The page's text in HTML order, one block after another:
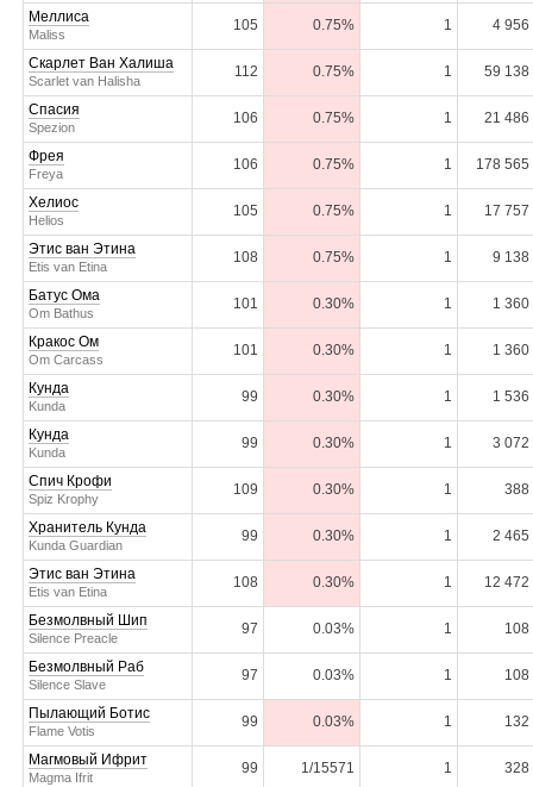
Меллиса
Maliss
105 0.75% 1 4 956
Скарлет Ван Халиша
Scarlet van Halisha
112 0.75% 1 59 138
Спасия
Spezion
106 0.75% 1 21 486
Фрея
Freya
106 0.75% 1 178 565
Хелиос
Helios
105 0.75% 1 17 757
Этис ван Этина
Etis van Etina
108 0.75% 1 9 138
Батус Ома
Om Bathus
101 0.30% 1 1 360
Кракос Ом
Om Carcass
101 0.30% 1 1 360
Кунда
Kunda
99 0.30% 1 1 536
Кунда
Kunda
99 0.30% 1 3 072
Спич Крофи
Spiz Krophy
109 0.30% 1 388
Хранитель Кунда
Kunda Guardian
99 0.30% 1 2 465
Этис ван Этина
Etis van Etina
108 0.30% 1 12 472
Безмолвный Шип
Silence Preacle
97 0.03% 1 108
Безмолвный Раб
Silence Slave
97 0.03% 1 108
Пылающий Ботис
Flame Votis
99 0.03% 1 132
Магмовый Ифрит
Magma Ifrit
99 1/15571 1 328